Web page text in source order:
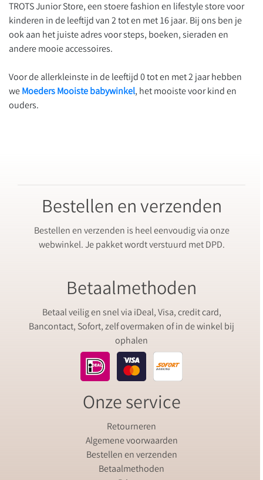
TROTS Junior Store, een stoere fashion en lifestyle store voor
kinderen in de leeftijd van 2 tot en met 16 jaar. Bij ons ben je
ook aan het juiste adres voor steps, boeken, sieraden en
andere mooie accessoires.
Voor de allerkleinste in de leeftijd 0 tot en met 2 jaar hebben
weMoeders Mooiste babywinkel, het mooiste voor kind en
ouders.
Bestellen en verzenden
Bestellen en verzenden is heel eenvoudig via onze
webwinkel. Je pakket wordt verstuurd met DPD.
Betaalmethoden
Betaal veilig en snel via iDeal, Visa, credit card,
Bancontact, Sofort, zelf overmaken of in de winkel bij
ophalen
Onze service
Retourneren
Algemene voorwaarden
Bestellen en verzenden
Betaalmethoden